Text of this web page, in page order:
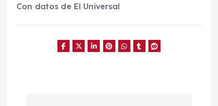
Con datos de El Universal